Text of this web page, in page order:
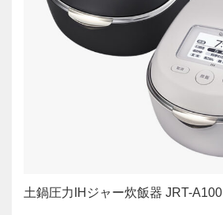
土鍋圧力IHジャー炊飯器 JRT-A100